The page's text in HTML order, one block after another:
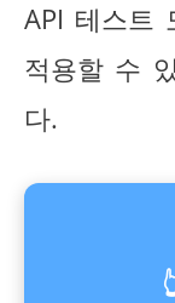
API 테스트
적용할 수
다.